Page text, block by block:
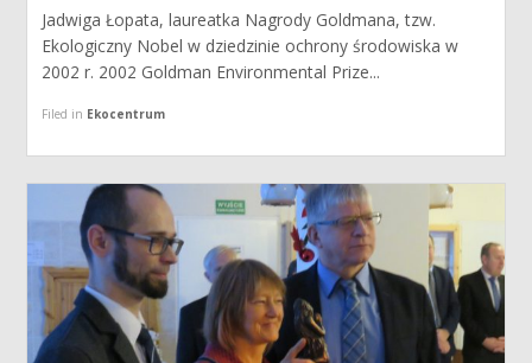
Jadwiga Łopata, laureatka Nagrody Goldmana, tzw.
Ekologiczny Nobel w dziedzinie ochrony środowiska w
2002 r. 2002 Goldman Environmental Prize...
Filed in Ekocentrum